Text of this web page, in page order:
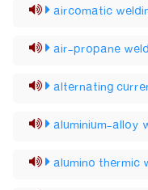
aircomatic
air-propane
alternating
aluminium-alloy
alumino thermic